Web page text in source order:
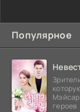
Популярное
героев